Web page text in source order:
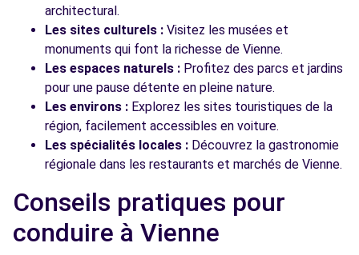
architectural.
Les sites culturels : Visitez les musées et
monuments qui font la richesse de Vienne.
Les espaces naturels : Profitez des parcs et jardins
pour une pause détente en pleine nature.
Les environs : Explorez les sites touristiques de la
région, facilement accessibles en voiture.
Les spécialités locales : Découvrez la gastronomie
régionale dans les restaurants et marchés de Vienne.
Conseils pratiques pour
conduire à Vienne